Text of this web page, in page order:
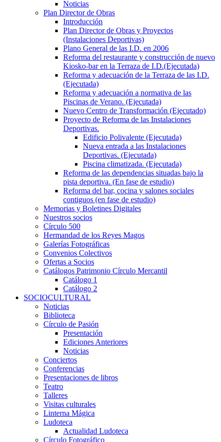
Noticias
Plan Director de Obras
Introducción
Plan Director de Obras y Proyectos
(Instalaciones Deportivas)
Plano General de las I.D. en 2006
Reforma del restaurante y construcción de nuevo
Kiosko-bar en la Terraza de I.D.(Ejecutada)
Reforma y adecuación de la Terraza de las I.D.
(Ejecutada)
Reforma y adecuación a normativa de las
Piscinas de Verano. (Ejecutada)
Nuevo Centro de Transformación (Ejecutado)
Proyecto de Reforma de las Instalaciones
Deportivas.
Edificio Polivalente (Ejecutada)
Nueva entrada a las Instalaciones
Deportivas. (Ejecutada)
Piscina climatizada. (Ejecutada)
Reforma de las dependencias situadas bajo la
pista deportiva. (En fase de estudio)
Reforma del bar, cocina y salones sociales
contiguos (en fase de estudio)
Memorias y Boletines Digitales
Nuestros socios
Círculo 500
Hermandad de los Reyes Magos
Galerías Fotográficas
Convenios Colectivos
Ofertas a Socios
Catálogos Patrimonio Círculo Mercantil
Catálogo 1
Catálogo 2
SOCIOCULTURAL
Noticias
Biblioteca
Círculo de Pasión
Presentación
Ediciones Anteriores
Noticias
Conciertos
Conferencias
Presentaciones de libros
Teatro
Talleres
Visitas culturales
Linterna Mágica
Ludoteca
Actualidad Ludoteca
Círculo Fotográfico